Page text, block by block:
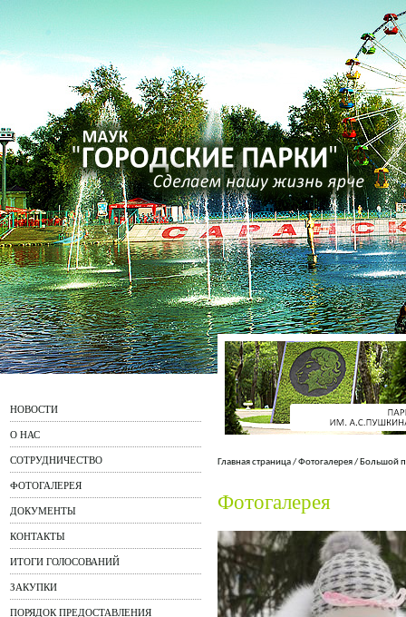
НОВОСТИ
О НАС
СОТРУДНИЧЕСТВО
ФОТОГАЛЕРЕЯ
ДОКУМЕНТЫ
КОНТАКТЫ
ИТОГИ ГОЛОСОВАНИЙ
ЗАКУПКИ
ПОРЯДОК ПРЕДОСТАВЛЕНИЯ
Главная страница/Фотогалерея/ Большой
Фотогалерея